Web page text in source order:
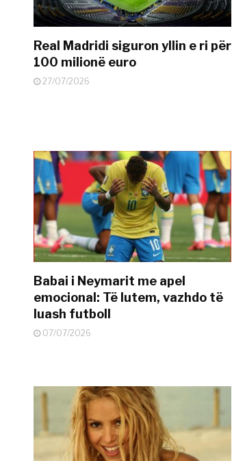
Real Madridi siguron yllin e ri për
100 milionë euro
27/07/2026
Babai i Neymarit me apel
emocional: Të lutem, vazhdo të
luash futboll
07/07/2026